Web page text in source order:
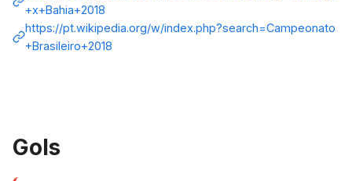
+x+Bahia+2018
https://pt.wikipedia.org/w/index.php?search=Campeonato
+Brasileiro+2018
Gols